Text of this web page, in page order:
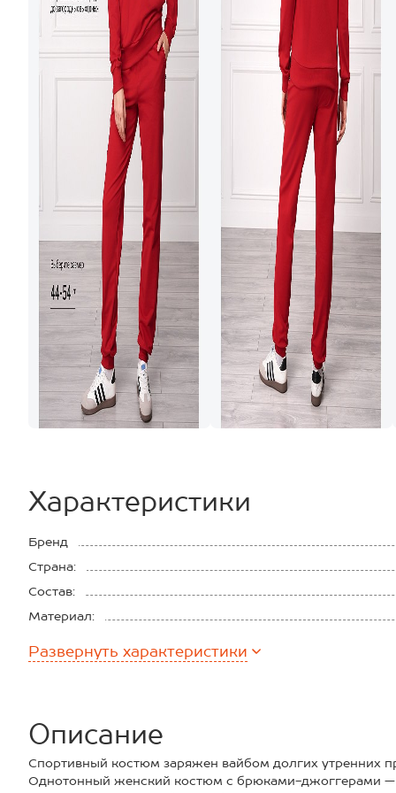
Характеристики
Бренд
Страна:
Состав:
Материал:
Развернуть характеристики
Описание
Спортивный костюм заряжен вайбом долгих утренних
Однотонный женский костюм с брюками-джоггерами —